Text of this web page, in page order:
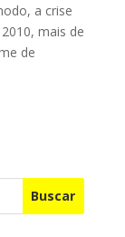
a crise
mais de
de
Buscar